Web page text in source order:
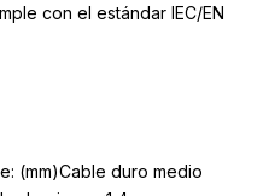
con el estándar IEC/EN
(mm)Cable duro medio